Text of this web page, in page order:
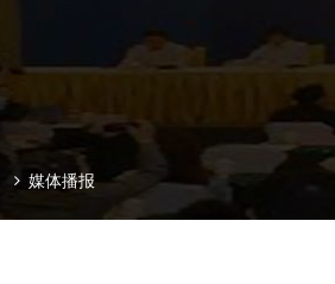
媒体播报